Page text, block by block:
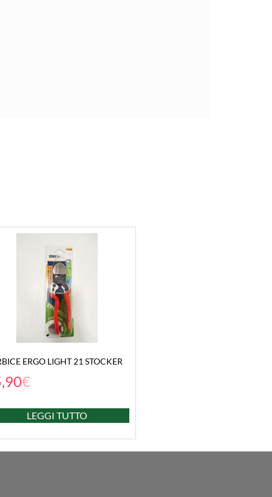
ERGO LIGHT 21 STOCKER
€
LEGGI TUTTO